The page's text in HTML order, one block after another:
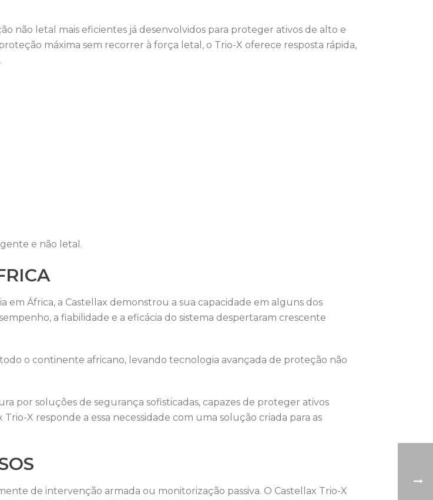
não letal mais eficientes já desenvolvidos para proteger ativos de alto e
máxima sem recorrer à força letal, o Trio-X oferece resposta rápida,
e não letal.
em África, a Castellax demonstrou a sua capacidade em alguns dos
a fiabilidade e a eficácia do sistema despertaram crescente
o continente africano, levando tecnologia avançada de proteção não
por soluções de segurança sofisticadas, capazes de proteger ativos
X responde a essa necessidade com uma solução criada para as
de intervenção armada ou monitorização passiva. O Castellax Trio-X